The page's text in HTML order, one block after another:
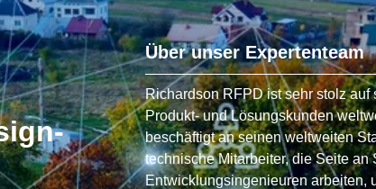
Über unser Expertenteam
Richardson RFPD ist sehr stolz auf
Produkt- und Lösungskunden
beschäftigt an seinen weltweiten
technische Mitarbeiter, die Seite an
Entwicklungsingenieuren arbeiten,